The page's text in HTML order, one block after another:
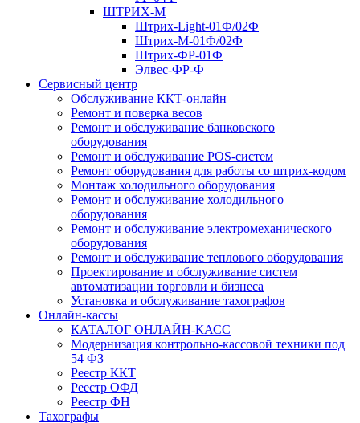
ШТРИХ-М
Штрих-Light-01Ф/02Ф
Штрих-М-01Ф/02Ф
Штрих-ФР-01Ф
Элвес-ФР-Ф
Сервисный центр
Обслуживание ККТ-онлайн
Ремонт и поверка весов
Ремонт и обслуживание банковского
оборудования
Ремонт и обслуживание POS-систем
Ремонт оборудования для работы со штрих-кодом
Монтаж холодильного оборудования
Ремонт и обслуживание холодильного
оборудования
Ремонт и обслуживание электромеханического
оборудования
Ремонт и обслуживание теплового оборудования
Проектирование и обслуживание систем
автоматизации торговли и бизнеса
Установка и обслуживание тахографов
Онлайн-кассы
КАТАЛОГ ОНЛАЙН-КАСС
Модернизация контрольно-кассовой техники под
54 ФЗ
Реестр ККТ
Реестр ОФД
Реестр ФН
Тахографы